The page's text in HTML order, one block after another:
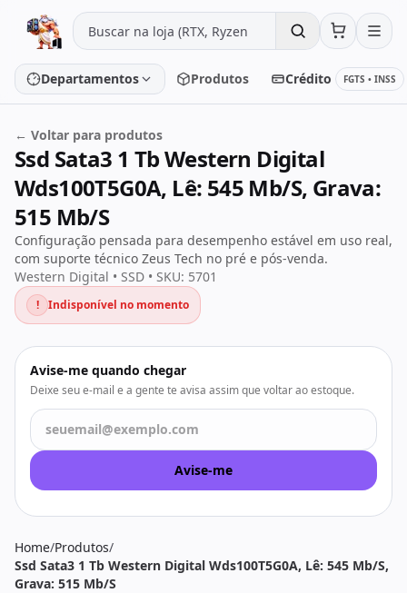
Pular para o conteúdo
Departamentos
Placa de vídeo Processador
Placa-mãe
SSD/HD Periféricos
PC Gamer
Monitores
Todos os produtos Seleções
Crédito Atendimento
Produtos Crédito FGTS • INSS
← Voltar para produtos
Ssd Sata3 1 Tb Western Digital
Wds100T5G0A, Lê: 545 Mb/S, Grava:
515 Mb/S
Configuração pensada para desempenho estável em uso real,
com suporte técnico Zeus Tech no pré e pós-venda.
Western Digital • SSD • SKU: 5701
! Indisponível no momento
Avise-me quando chegar
Deixe seu e-mail e a gente te avisa assim que voltar ao estoque.
Avise-me
Home/Produtos/
Ssd Sata3 1 Tb Western Digital Wds100T5G0A, Lê: 545 Mb/S,
Grava: 515 Mb/S